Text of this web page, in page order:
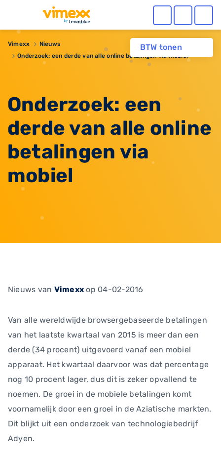
BTW tonen
Vimexx
Nieuws
​Onderzoek: een derde van alle online betalingen via mobiel
​Onderzoek: een
derde van alle online
betalingen via
mobiel
Nieuws van Vimexx op 04-02-2016
Van alle wereldwijde browsergebaseerde betalingen
van het laatste kwartaal van 2015 is meer dan een
derde (34 procent) uitgevoerd vanaf een mobiel
apparaat. Het kwartaal daarvoor was dat percentage
nog 10 procent lager, dus dit is zeker opvallend te
noemen. De groei in de mobiele betalingen komt
voornamelijk door een groei in de Aziatische markten.
Dit blijkt uit een onderzoek van technologiebedrijf
Adyen.